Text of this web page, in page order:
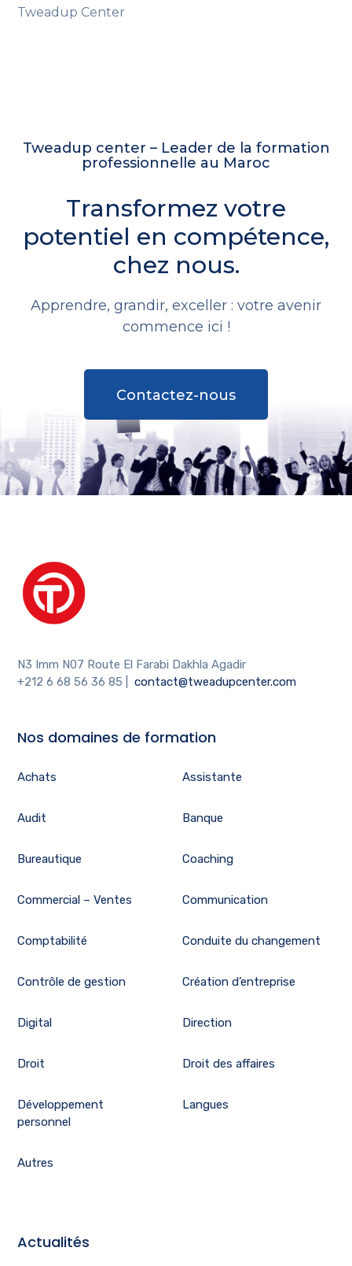
Tweadup Center
Tweadup center – Leader de la formation
professionnelle au Maroc
Transformez votre
potentiel en compétence,
chez nous.
Apprendre, grandir, exceller : votre avenir
commence ici !
Contactez-nous
N3 Imm N07 Route El Farabi Dakhla Agadir
+212 6 68 56 36 85
|contact@tweadupcenter.com
Nos domaines de formation
Achats Assistante
Audit Banque
Bureautique Coaching
Commercial – Ventes Communication
Comptabilité Conduite du changement
Contrôle de gestion Création d’entreprise
Digital Direction
Droit Droit des affaires
Développement
personnel
Langues
Autres
Actualités